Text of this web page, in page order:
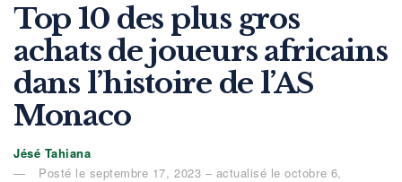
Top 10 des plus gros
achats de joueurs africains
dans l’histoire de l’AS
Monaco
Jésé Tahiana
Posté le septembre 17, 2023 – actualisé le octobre 6,